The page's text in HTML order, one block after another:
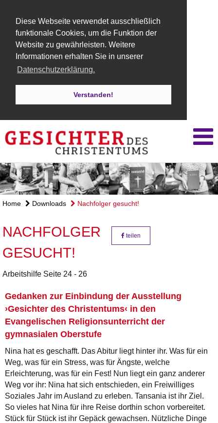
Diese Webseite verwendet ausschließlich
funktionale Cookies, um die Funktion der
Website zu gewährleisten. Weitere
Informationen erhalten Sie in unserer
Datenschutzerklärung.
Verstanden!
Home Downloads Nachfolger gesucht!
NACHFOLGER
GESUCHT!
teilen
Arbeitshilfe Seite 24 - 26
Gedanken zur Einbindung der Ausstellung
›Gesichter des Christentums‹ in den
Evangelischen Religionsunterricht der
gymnasialen Oberstufe
Nina hat es geschafft. Das Abitur liegt hinter ihr. Was für ein
Weg, was für ein Stress, was für Ängste, welche
Erleichterung, was für ein Fest! Nun liegt ein ganz anderer
Weg vor ihr: Nina hat sich entschieden, ein Freiwilliges
Soziales Jahr im Ausland zu erleben. Tansania ist ihr Ziel.
So vieles hat Nina für ihre Reise dorthin schon vorbereitet.
Stück für Stück ist ihr Gepäck gewachsen. Nützliche Dinge